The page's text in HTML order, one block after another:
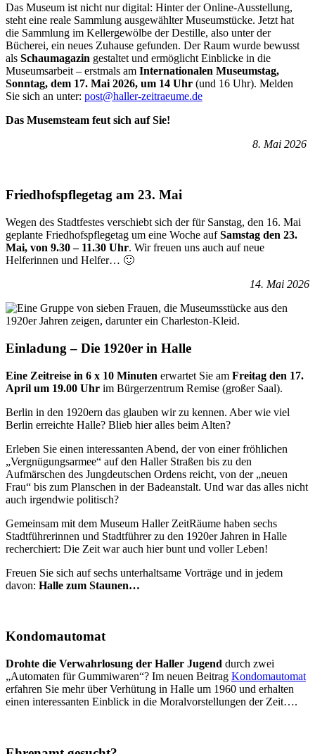
Das Museum ist nicht nur digital: Hinter der Online-Ausstellung,
steht eine reale Sammlung ausgewählter Museumstücke. Jetzt hat
die Sammlung im Kellergewölbe der Destille, also unter der
Bücherei, ein neues Zuhause gefunden. Der Raum wurde bewusst
als Schaumagazin gestaltet und ermöglicht Einblicke in die
Museumsarbeit – erstmals am Internationalen Museumstag,
Sonntag, dem 17. Mai 2026, um 14 Uhr (und 16 Uhr). Melden
Sie sich an unter: post@haller-zeitraeume.de
Das Musemsteam feut sich auf Sie!
8. Mai 2026
Friedhofspflegetag am 23. Mai
Wegen des Stadtfestes verschiebt sich der für Sanstag, den 16. Mai
geplante Friedhofspflegetag um eine Woche aufSamstag den 23.
Mai, von 9.30 – 11.30 Uhr. Wir freuen uns auch auf neue
Helferinnen und Helfer… 🙂
14. Mai 2026
Einladung – Die 1920er in Halle
Eine Zeitreise in 6 x 10 Minuten erwartet Sie am Freitag den 17.
April um 19.00 Uhr im Bürgerzentrum Remise (großer Saal).
Berlin in den 1920ern das glauben wir zu kennen. Aber wie viel
Berlin erreichte Halle? Blieb hier alles beim Alten?
Erleben Sie einen interessanten Abend, der von einer fröhlichen
„Vergnügungsarmee“ auf den Haller Straßen bis zu den
Aufmärschen des Jungdeutschen Ordens reicht, von der „neuen
Frau“ bis zum Planschen in der Badeanstalt. Und war das alles nicht
auch irgendwie politisch?
Gemeinsam mit dem Museum Haller ZeitRäume haben sechs
Stadtführerinnen und Stadtführer zu den 1920er Jahren in Halle
recherchiert: Die Zeit war auch hier bunt und voller Leben!
Freuen Sie sich auf sechs unterhaltsame Vorträge und in jedem
davon: Halle zum Staunen…
Kondomautomat
Drohte die Verwahrlosung der Haller Jugend durch zwei
„Automaten für Gummiwaren“? Im neuen Beitrag Kondomautomat
erfahren Sie mehr über Verhütung in Halle um 1960 und erhalten
einen interessanten Einblick in die Moralvorstellungen der Zeit….